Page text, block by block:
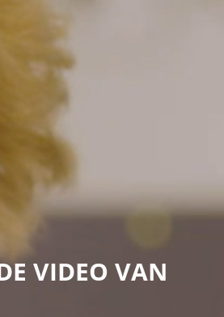
VIDEO VAN